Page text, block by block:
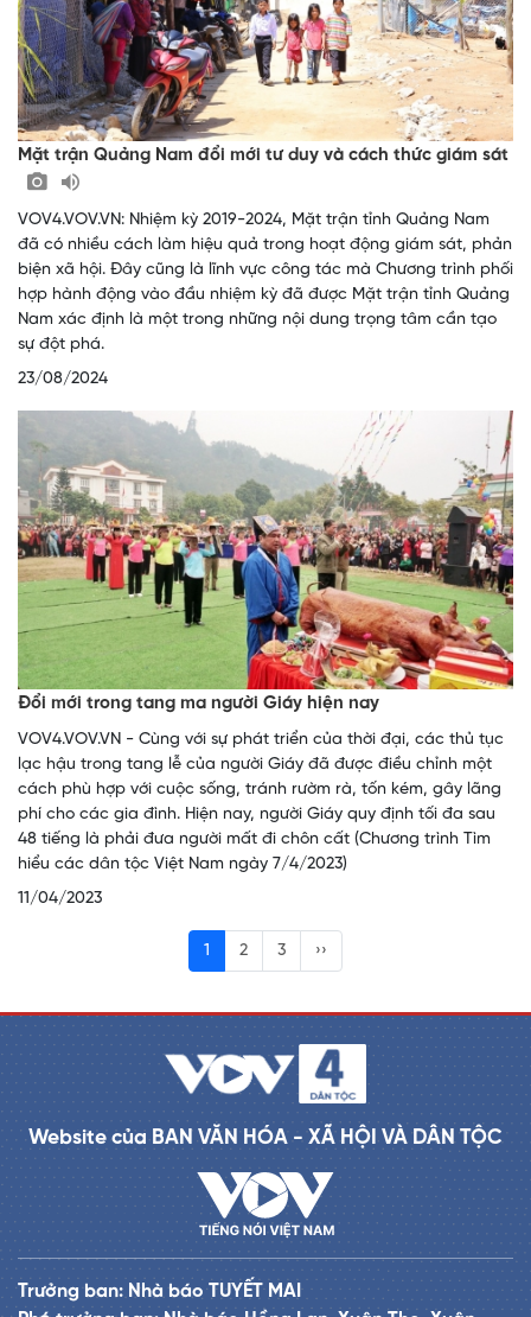
Mặt trận Quảng Nam đổi mới tư duy và cách thức giám sát
VOV4.VOV.VN: Nhiệm kỳ 2019-2024, Mặt trận tỉnh Quảng Nam
đã có nhiều cách làm hiệu quả trong hoạt động giám sát, phản
biện xã hội. Đây cũng là lĩnh vực công tác mà Chương trình phối
hợp hành động vào đầu nhiệm kỳ đã được Mặt trận tỉnh Quảng
Nam xác định là một trong những nội dung trọng tâm cần tạo
sự đột phá.
23/08/2024
Đổi mới trong tang ma người Giáy hiện nay
VOV4.VOV.VN - Cùng với sự phát triển của thời đại, các thủ tục
lạc hậu trong tang lễ của người Giáy đã được điều chỉnh một
cách phù hợp với cuộc sống, tránh rườm rà, tốn kém, gây lãng
phí cho các gia đình. Hiện nay, người Giáy quy định tối đa sau
48 tiếng là phải đưa người mất đi chôn cất (Chương trình Tìm
hiểu các dân tộc Việt Nam ngày 7/4/2023)
11/04/2023
1 2 3 ››
Website của BAN VĂN HÓA - XÃ HỘI VÀ DÂN TỘC
Trưởng ban: Nhà báo TUYẾT MAI